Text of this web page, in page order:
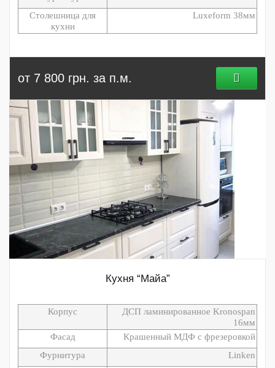
от 7 800 грн. за п.м.
Столешница для
кухни
Luxeform 38мм
Кухня “Майа”
Корпус
ДСП ламинированное Kronospan
16мм
Фасад
Крашенный МДФ с фрезеровкой
Фурнитура
Linken